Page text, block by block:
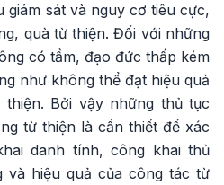
giám sát và nguy cơ tiêu cực,
quà từ thiện. Đối với những
có tầm, đạo đức thấp kém
như không thể đạt hiệu quả
Bởi vậy những thủ tục
từ thiện là cần thiết để xác
danh tính, công khai thủ
và hiệu quả của công tác từ